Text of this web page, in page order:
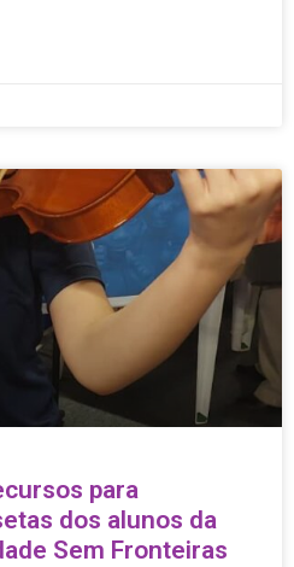
para
dos alunos da
Sem Fronteiras